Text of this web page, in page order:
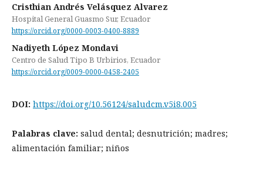
Cristhian Andrés Velásquez Alvarez
Hospital General Guasmo Sur, Ecuador
https://orcid.org/0000-0003-0400-8889
Nadiyeth López Mondavi
Centro de Salud Tipo B Urbirios, Ecuador
https://orcid.org/0009-0000-0458-2405
DOI: https://doi.org/10.56124/saludcm.v5i8.005
Palabras clave: salud dental; desnutrición; madres;
alimentación familiar; niños